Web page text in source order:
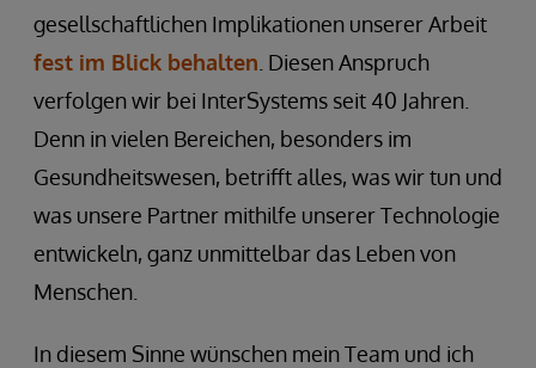
gesellschaftlichen Implikationen unserer Arbeit
fest im Blick behalten . Diesen Anspruch
verfolgen wir bei InterSystems seit 40 Jahren.
Denn in vielen Bereichen, besonders im
Gesundheitswesen, betrifft alles, was wir tun und
was unsere Partner mithilfe unserer Technologie
entwickeln, ganz unmittelbar das Leben von
Menschen.
In diesem Sinne wünschen mein Team und ich